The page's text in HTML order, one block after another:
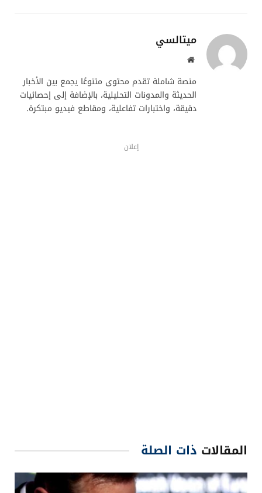
ميتالسي
موقع
منصة شاملة تقدم محتوى متنوعًا يجمع بين الأخبار
الحديثة والمدونات التحليلية، بالإضافة إلى إحصائيات
دقيقة، واختبارات تفاعلية، ومقاطع فيديو مبتكرة.
إعلان
المقالات ذات الصلة